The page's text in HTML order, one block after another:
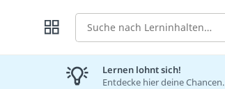
Suche
Lernen lohnt sich!
Entdecke hier deine Chancen.